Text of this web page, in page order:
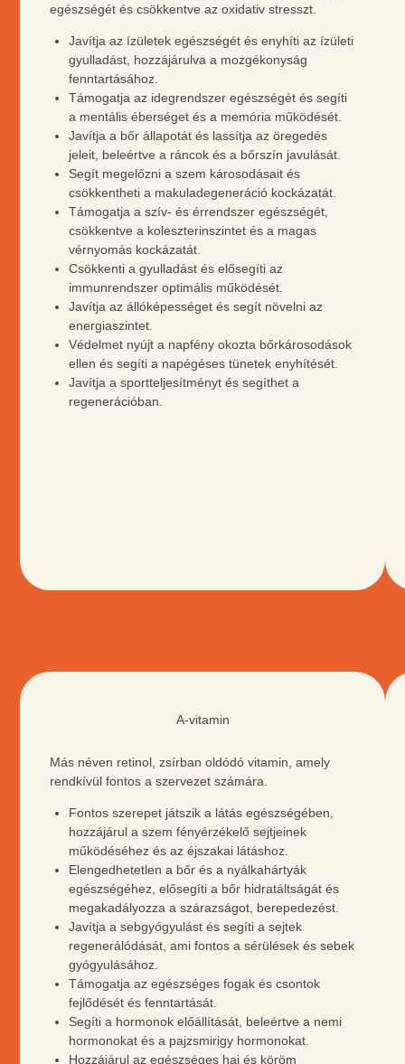
egészségét és csökkentve az oxidativ stresszt.
Javítja az ízületek egészségét és enyhíti az ízületi
gyulladást, hozzájárulva a mozgékonyság
fenntartásához.
Támogatja az idegrendszer egészségét és segíti
a mentális éberséget és a memória működését.
Javítja a bőr állapotát és lassítja az öregedés
jeleit, beleértve a ráncok és a bőrszín javulását.
Segít megelőzni a szem károsodásait és
csökkentheti a makuladegeneráció kockázatát.
Támogatja a szív- és érrendszer egészségét,
csökkentve a koleszterinszintet és a magas
vérnyomás kockázatát.
Csökkenti a gyulladást és elősegíti az
immunrendszer optimális működését.
Javítja az állóképességet és segít növelni az
energiaszintet.
Védelmet nyújt a napfény okozta bőrkárosodások
ellen és segíti a napégéses tünetek enyhítését.
Javítja a sportteljesítményt és segíthet a
regenerációban.
ZÖLD
TEA
A-vitamin
Más néven retinol, zsírban oldódó vitamin, amely
rendkívül fontos a szervezet számára.
Fontos szerepet játszik a látás egészségében,
hozzájárul a szem fényérzékelő sejtjeinek
működéséhez és az éjszakai látáshoz.
Elengedhetetlen a bőr és a nyálkahártyák
egészségéhez, elősegíti a bőr hidratáltságát és
megakadályozza a szárazságot, berepedezést.
Javítja a sebgyógyulást és segíti a sejtek
regenerálódását, ami fontos a sérülések és sebek
gyógyulásához.
Támogatja az egészséges fogak és csontok
fejlődését és fenntartását.
Segíti a hormonok előállítását, beleértve a nemi
hormonokat és a pajzsmirigy hormonokat.
Hozzájárul az egészséges haj és köröm